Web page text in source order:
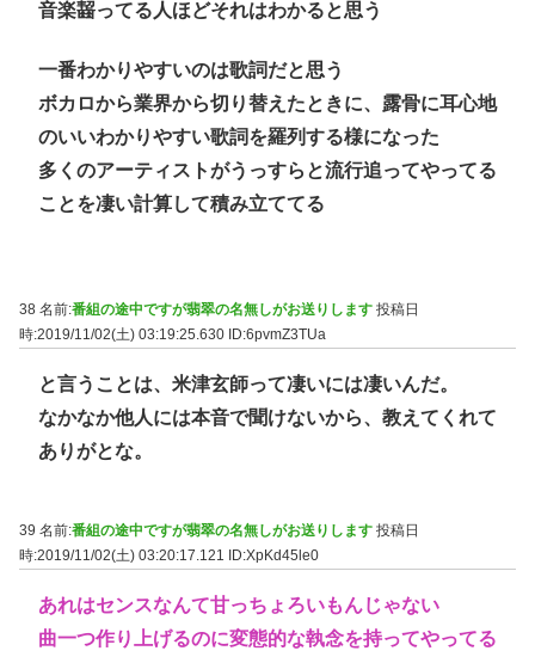
音楽齧ってる人ほどそれはわかると思う
一番わかりやすいのは歌詞だと思う
ボカロから業界から切り替えたときに、露骨に耳心地
のいいわかりやすい歌詞を羅列する様になった
多くのアーティストがうっすらと流行追ってやってる
ことを凄い計算して積み立ててる
38 名前:番組の途中ですが翡翠の名無しがお送りします 投稿日
時:2019/11/02(土) 03:19:25.630 ID:6pvmZ3TUa
と言うことは、米津玄師って凄いには凄いんだ。
なかなか他人には本音で聞けないから、教えてくれて
ありがとな。
39 名前:番組の途中ですが翡翠の名無しがお送りします 投稿日
時:2019/11/02(土) 03:20:17.121 ID:XpKd45le0
あれはセンスなんて甘っちょろいもんじゃない
曲一つ作り上げるのに変態的な執念を持ってやってる